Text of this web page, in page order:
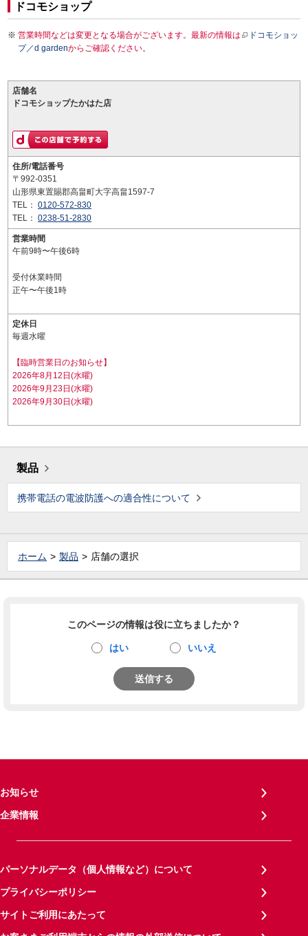
ドコモショップ
営業時間などは変更となる場合がございます。最新の情報は
ドコモショッ
プ／d gardenからご確認ください。
店舗名
ドコモショップたかはた店
住所/電話番号
〒992-0351
山形県東置賜郡高畠町大字高畠1597-7
TEL： 0120-572-830
TEL： 0238-51-2830
営業時間
午前9時〜午後6時
受付休業時間
正午〜午後1時
定休日
毎週水曜
【臨時営業日のお知らせ】
2026年8月12日(水曜)
2026年9月23日(水曜)
2026年9月30日(水曜)
製品
携帯電話の電波防護への適合性について
ホーム 製品 店舗の選択
このページの情報は役に立ちましたか？
はい いいえ
送信する
お知らせ
企業情報
パーソナルデータ（個人情報など）について
プライバシーポリシー
サイトご利用にあたって